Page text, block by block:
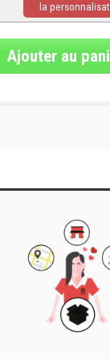
la
Ajouter au